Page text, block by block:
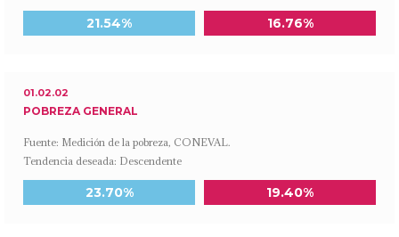
21.54% Meta a 2030
16.76%
01.02.02
POBREZA GENERAL
Fuente: Medición de la pobreza, CONEVAL.
Tendencia deseada: Descendente
23.70% Meta a 2030
19.40%